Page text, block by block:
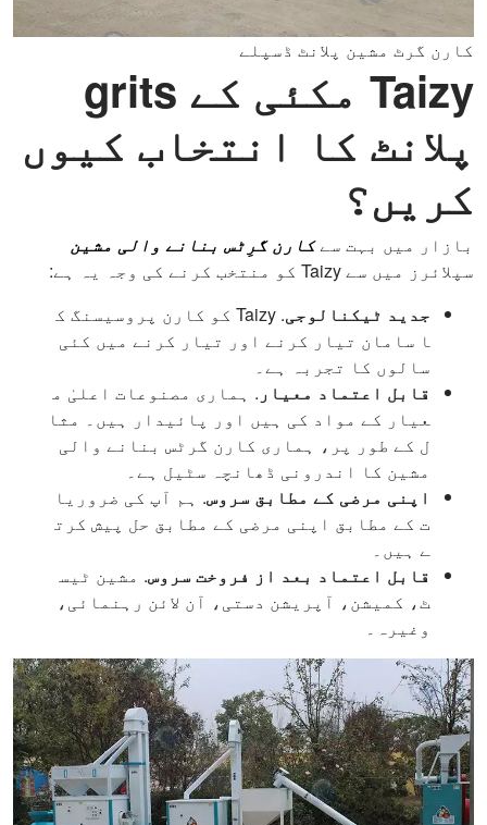
کارن گرٹ مشین پلانٹ ڈسپلے
Taizy مکئی کے grits
پلانٹ کا انتخاب کیوں
کریں؟
بازار میں بہت سےکارن گرِٹس بنانے والی مشین
سپلائرز میں سے Taizy کو منتخب کرنے کی وجہ یہ ہے:
جدید ٹیکنالوجی
. Taizy کو کارن پروسیسنگ ک
ا سامان تیار کرنے اور تیار کرنے میں کئی
سالوں کا تجربہ ہے۔
قابل اعتماد معیار . ہماری مصنوعات اعلیٰ م
عیار کے مواد کی ہیں اور پائیدار ہیں۔ مثا
ل کے طور پر، ہماری کارن گرٹس بنانے والی
مشین کا اندرونی ڈھانچہ سٹیل ہے۔
اپنی مرضی کے مطابق سروس. ہم آپ کی ضروریا
ت کے مطابق اپنی مرضی کے مطابق حل پیش کرت
ے ہیں۔
قابل اعتماد بعد از فروخت سروس. مشین ٹیس
ٹ، کمیشن، آپریشن دستی، آن لائن رہنمائی،
وغیرہ۔